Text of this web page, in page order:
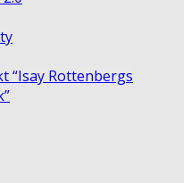
“Isay Rottenbergs